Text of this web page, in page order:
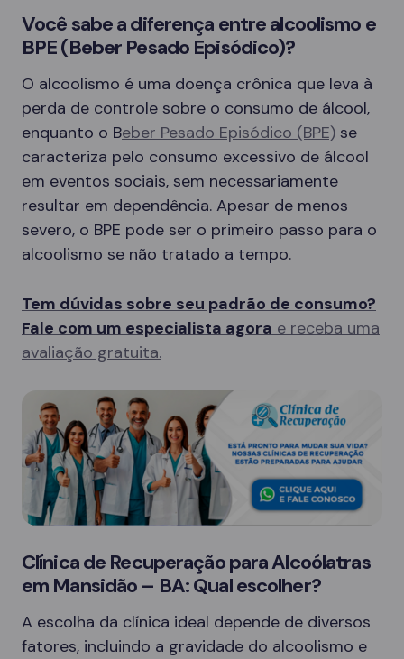
Você sabe a diferença entre alcoolismo e
BPE (Beber Pesado Episódico)?
O alcoolismo é uma doença crônica que leva à
perda de controle sobre o consumo de álcool,
enquanto o Beber Pesado Episódico (BPE) se
caracteriza pelo consumo excessivo de álcool
em eventos sociais, sem necessariamente
resultar em dependência. Apesar de menos
severo, o BPE pode ser o primeiro passo para o
alcoolismo se não tratado a tempo.
Tem dúvidas sobre seu padrão de consumo?
Fale com um especialista agora e receba uma
avaliação gratuita.
Clínica de Recuperação para Alcoólatras
em Mansidão – BA: Qual escolher?
A escolha da clínica ideal depende de diversos
fatores, incluindo a gravidade do alcoolismo e